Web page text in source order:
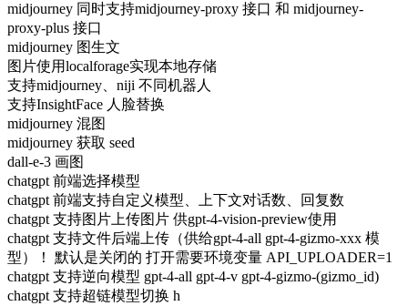
midjourney 同时支持midjourney-proxy 接口 和 midjourney-
proxy-plus 接口
midjourney 图生文
图片使用localforage实现本地存储
支持midjourney、niji 不同机器人
支持InsightFace 人脸替换
midjourney 混图
midjourney 获取 seed
dall-e-3 画图
chatgpt 前端选择模型
chatgpt 前端支持自定义模型、上下文对话数、回复数
chatgpt 支持图片上传图片 供gpt-4-vision-preview使用
chatgpt 支持文件后端上传（供给gpt-4-all gpt-4-gizmo-xxx 模
型）！ 默认是关闭的 打开需要环境变量 API_UPLOADER=1
chatgpt 支持逆向模型 gpt-4-all gpt-4-v gpt-4-gizmo-(gizmo_id)
chatgpt 支持超链模型切换 h